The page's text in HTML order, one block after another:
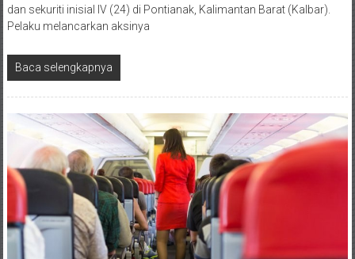
dan sekuriti inisial IV (24) di Pontianak, Kalimantan Barat (Kalbar).
Pelaku melancarkan aksinya
Baca selengkapnya